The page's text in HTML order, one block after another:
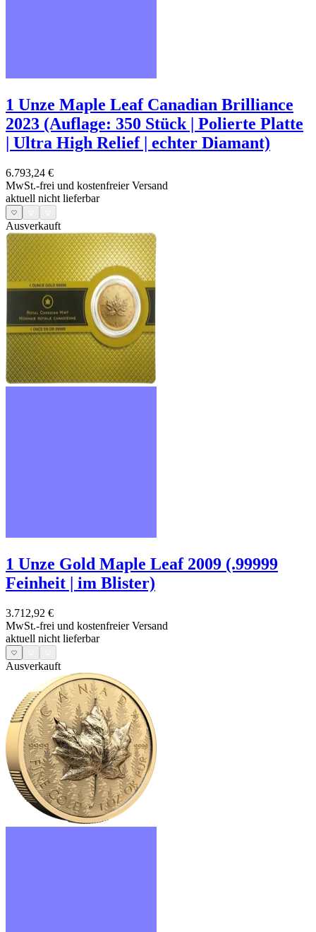
1 Unze Maple Leaf Canadian Brilliance
2023 (Auflage: 350 Stück | Polierte Platte
| Ultra High Relief | echter Diamant)
6.793,24 €
MwSt.-frei und kostenfreier Versand
aktuell nicht lieferbar
Ausverkauft
1 Unze Gold Maple Leaf 2009 (.99999
Feinheit | im Blister)
3.712,92 €
MwSt.-frei und kostenfreier Versand
aktuell nicht lieferbar
Ausverkauft